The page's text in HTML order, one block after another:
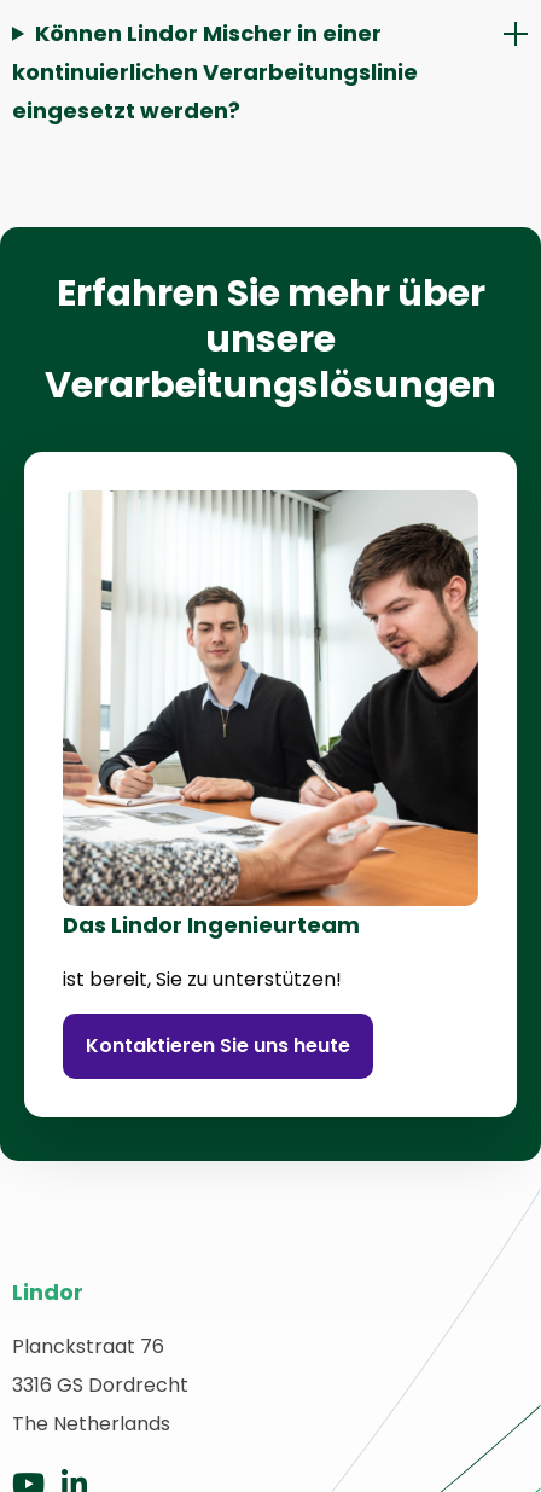
Können Lindor Mischer in einer
kontinuierlichen Verarbeitungslinie
eingesetzt werden?
Erfahren Sie mehr über
unsere
Verarbeitungslösungen
Das Lindor Ingenieurteam
ist bereit, Sie zu unterstützen!
Kontaktieren Sie uns heute
Fußzeile
Lindor
Planckstraat 76
3316 GS Dordrecht
The Netherlands
ZuZu